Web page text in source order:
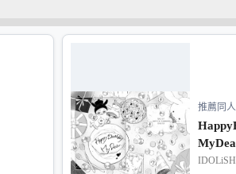
推薦同